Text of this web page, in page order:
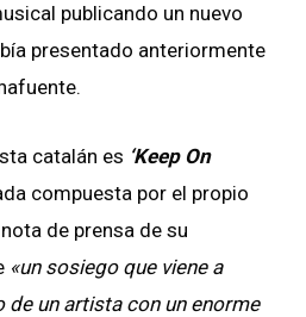
publicando un nuevo
presentado anteriormente
catalán es ‘Keep On
compuesta por el propio
de prensa de su
«un sosiego que viene a
de un artista con un enorme